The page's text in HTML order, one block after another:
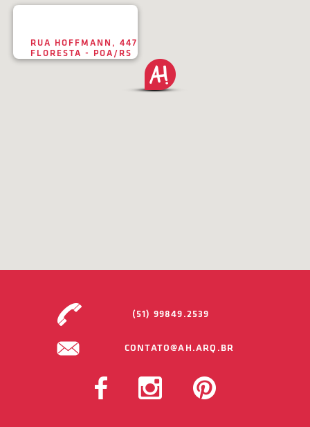
RUA HOFFMANN, 447
FLORESTA - POA/RS
(51) 99849.2539
CONTATO@AH.ARQ.BR
FACEBOOK INSTAGRAM